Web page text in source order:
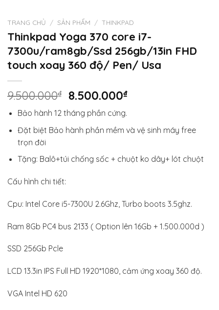
TRANG CHỦ / SẢN PHẨM / THINKPAD
Thinkpad Yoga 370 core i7-
7300u/ram8gb/Ssd 256gb/13in FHD
touch xoay 360 độ/ Pen/ Usa
9.500.000₫
Giá
gốc
là:
9.500.000₫.
8.500.000₫Giá
là:
Bảo hành 12 tháng phần cứng.
Đặt biệt Bảo hành phần mềm và vệ sinh máy free
trọn đời
Tặng: Balô+túi chống sốc + chuột ko dây+ lót chuột
Cấu hình chi tiết:
Cpu: Intel Core i5-7300U 2.6Ghz, Turbo boots 3.5ghz.
Ram 8Gb PC4 bus 2133 ( Option lên 16Gb + 1.500.000d )
SSD 256Gb Pcle
LCD 13.3in IPS Full HD 1920*1080, cảm ứng xoay 360 độ.
VGA Intel HD 620